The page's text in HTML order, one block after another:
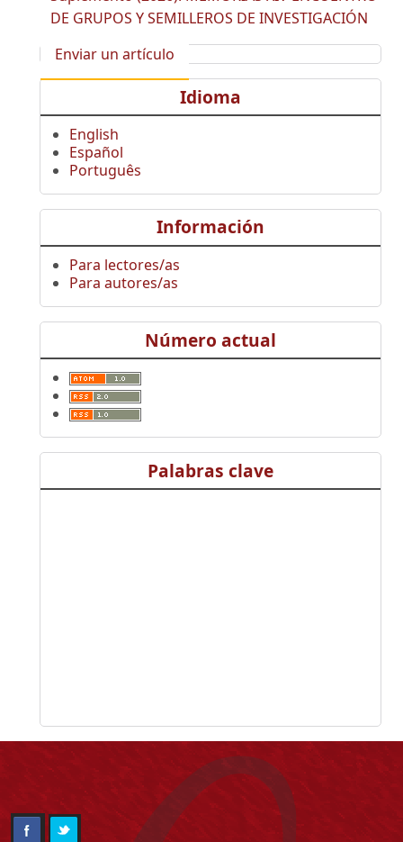
DE GRUPOS Y SEMILLEROS DE INVESTIGACIÓN
Enviar un artículo
Idioma
English
Español
Português
Información
Para lectores/as
Para autores/as
Número actual
Palabras clave